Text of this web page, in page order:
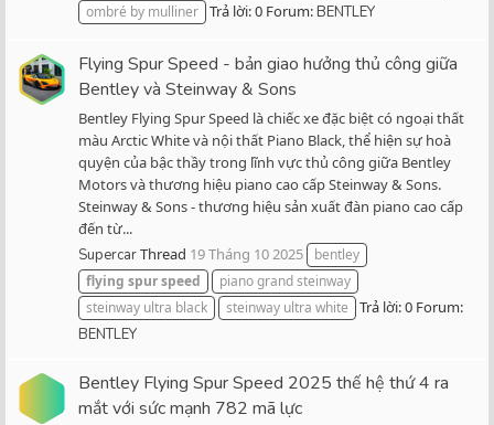
ombré by mulliner Trả lời: 0 Forum:BENTLEY
Flying Spur Speed - bản giao hưởng thủ công giữa
Bentley và Steinway & Sons
Bentley Flying Spur Speed là chiếc xe đặc biệt có ngoại thất
màu Arctic White và nội thất Piano Black, thể hiện sự hoà
quyện của bậc thầy trong lĩnh vực thủ công giữa Bentley
Motors và thương hiệu piano cao cấp Steinway & Sons.
Steinway & Sons - thương hiệu sản xuất đàn piano cao cấp
đến từ...
SupercarThread 19 Tháng 10 2025
bentley
flying spurspeed
piano grand steinway
steinway ultra black
steinway ultra white Trả lời: 0 Forum:
BENTLEY
Bentley Flying Spur Speed 2025 thế hệ thứ 4 ra
mắt với sức mạnh 782 mã lực